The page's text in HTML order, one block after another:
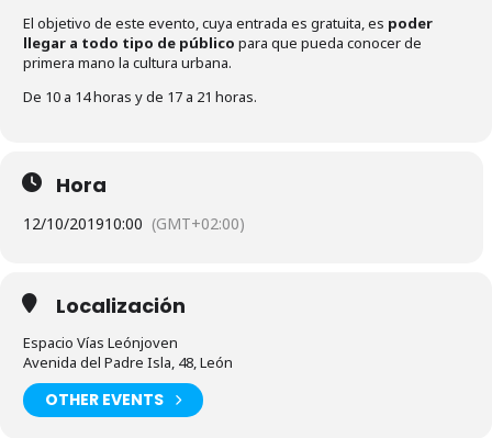
El objetivo de este evento, cuya entrada es gratuita, es poder
llegar a todo tipo de público para que pueda conocer de
primera mano la cultura urbana.
De 10 a 14 horas y de 17 a 21 horas.
Hora
12/10/201910:00 (GMT+02:00)
Localización
Espacio Vías Leónjoven
Avenida del Padre Isla, 48, León
OTHER EVENTS